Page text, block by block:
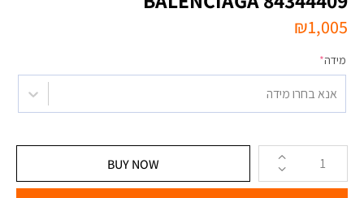
₪1,005
מידה*
אנא בחרו מידה
BUY NOW